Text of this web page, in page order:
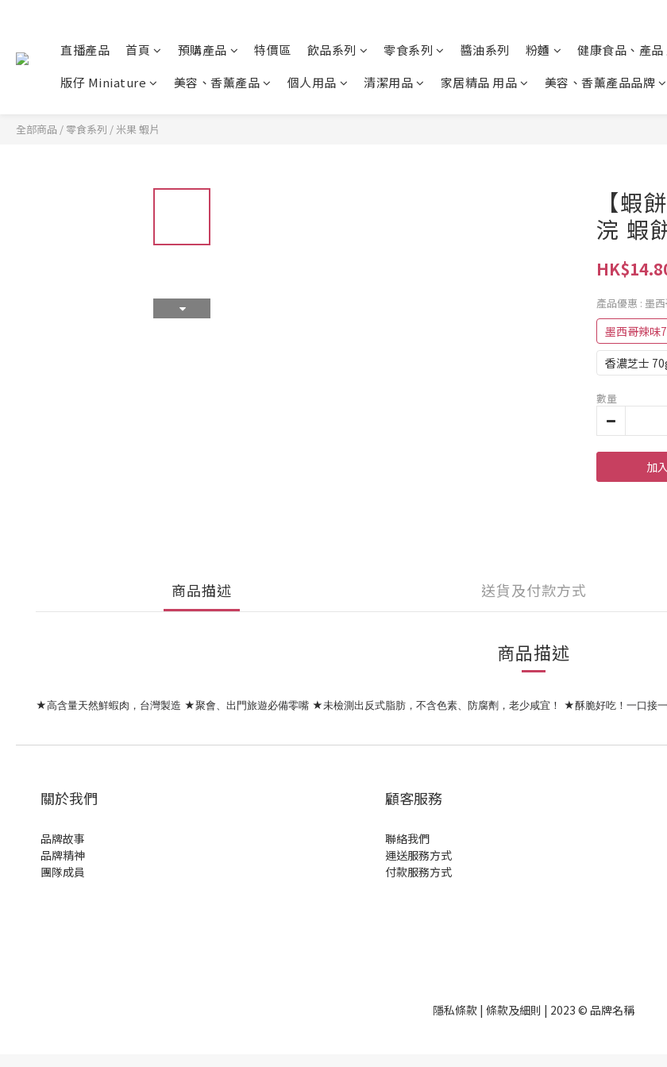
直播產品 首頁 預購產品 特價區 飲品系列 零食系列 醬油系列 粉麵
健康食品、產品
版仔 Miniature
美容、香薰產品 個人用品 清潔用品 家居精品 用品 美容、香薰產品品牌
全部商品 / 零食系列 / 米果 蝦片
【蝦
浣 蝦
產品優惠 : 墨
墨西哥辣味
香濃芝士
數量
加
商品描述 送貨及付款方式
商品描述
★高含量天然鮮蝦肉，台灣製造 ★聚會、出門旅遊必備零嘴 ★未檢測出反式脂肪，不含色素、防腐劑，老少咸宜！ ★酥脆好吃！一口接一
關於我們
品牌故事
品牌精神
團隊成員
顧客服務
聯絡我們
運送服務方式
付款服務方式
隱私條款 | 條款及細則 | 2023 © 品牌名稱